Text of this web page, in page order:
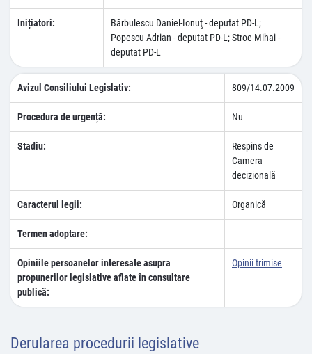
Inițiatori:
Bărbulescu Daniel-Ionuţ - deputat PD-L;
Popescu Adrian - deputat PD-L; Stroe Mihai -
deputat PD-L
Avizul Consiliului Legislativ: 809/14.07.2009
Procedura de urgență: Nu
Stadiu:
Respins de
Camera
decizională
Caracterul legii: Organică
Termen adoptare:
Opiniile persoanelor interesate asupra
propunerilor legislative aflate în consultare
publică:
Opinii trimise
Derularea procedurii legislative